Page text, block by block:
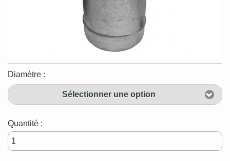
Diamètre :
Sélectionner une option
Quantité :